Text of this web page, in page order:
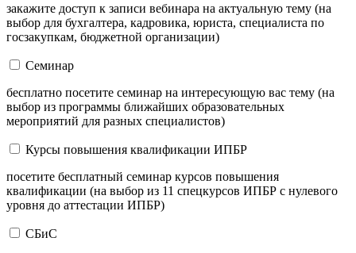
закажите доступ к записи вебинара на актуальную тему (на
выбор для бухгалтера, кадровика, юриста, специалиста по
госзакупкам, бюджетной организации)
Семинар
бесплатно посетите семинар на интересующую вас тему (на
выбор из программы ближайших образовательных
мероприятий для разных специалистов)
Курсы повышения квалификации ИПБР
посетите бесплатный семинар курсов повышения
квалификации (на выбор из 11 спецкурсов ИПБР с нулевого
уровня до аттестации ИПБР)
СБиС